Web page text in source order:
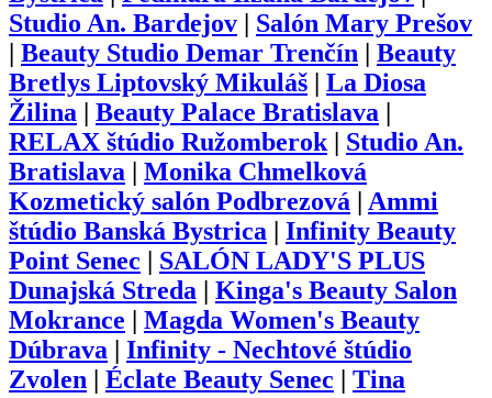
Studio An. Bardejov
Salón Mary Prešov
Beauty Studio Demar Trenčín
Beauty
Bretlys Liptovský Mikuláš
La Diosa
Žilina
Beauty Palace Bratislava
RELAX štúdio Ružomberok| Studio An.
Bratislava
Monika Chmelková
Kozmetický salón Podbrezová
Ammi
štúdio Banská Bystrica
Infinity Beauty
Point Senec
SALÓN LADY'S PLUS
Dunajská Streda
Kinga's Beauty Salon
Mokrance
Magda Women's Beauty
Dúbrava
Infinity - Nechtové štúdio
Zvolen
Éclate Beauty Senec
Tina